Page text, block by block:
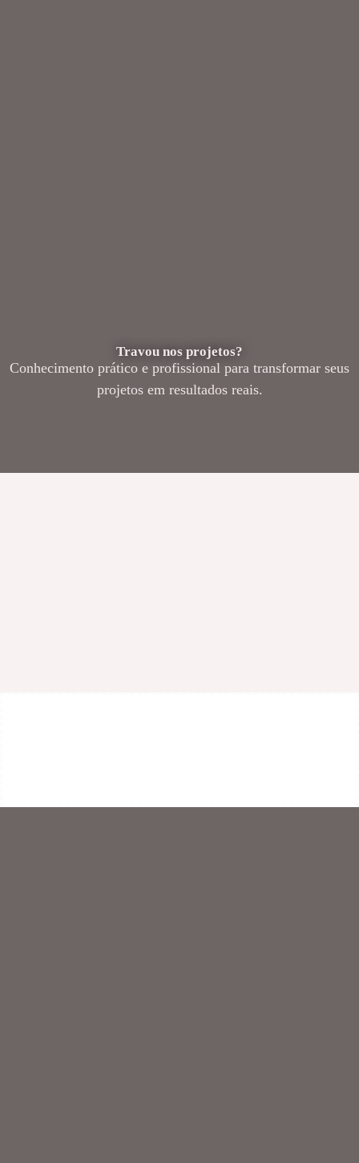
Travou nos projetos?
Conhecimento prático e profissional para transformar seus
projetos em resultados reais.